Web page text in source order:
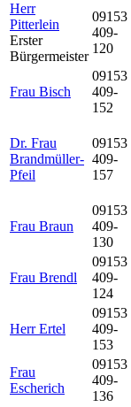
Herr
Pitterlein
Erster
Bürgermeister
09153
409-
120
Frau Bisch
09153
409-
152
Dr. Frau
Brandmüller-
Pfeil
09153
409-
157
Frau Braun
09153
409-
130
Frau Brendl
09153
409-
124
Herr Ertel
09153
409-
153
Frau
Escherich
09153
409-
136